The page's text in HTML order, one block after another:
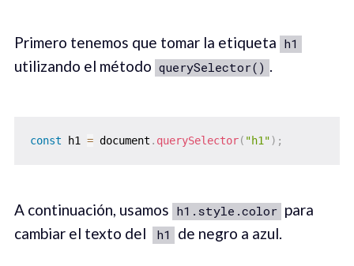
Primero tenemos que tomar la etiqueta h1
utilizando el método querySelector() .
const h1 = document . querySelector( "h1") ;
A continuación, usamos h1.style.color para
cambiar el texto del
h1 de negro a azul.